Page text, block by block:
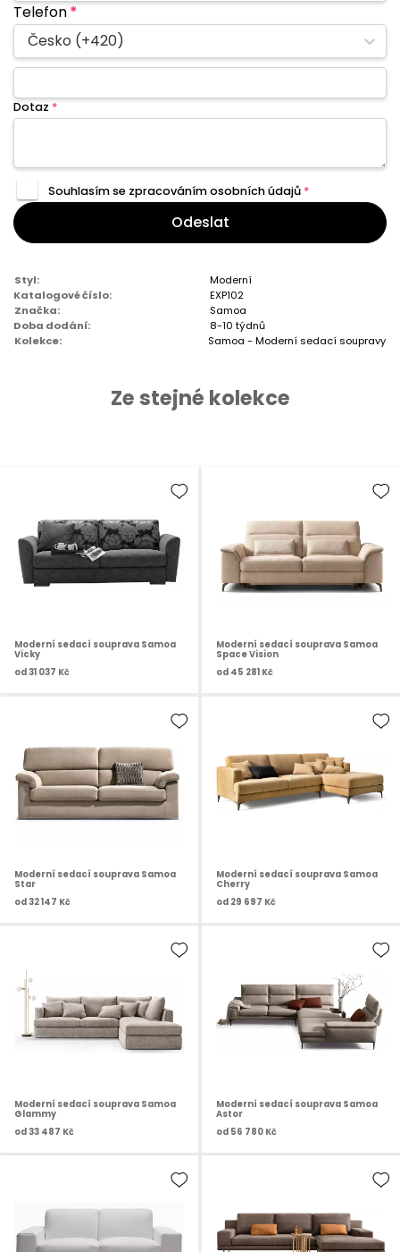
Telefon*
Česko (+420)
Dotaz *
Souhlasím se zpracovánímosobních údajů *
Odeslat
Styl:
Moderní
Katalogové číslo:
EXP102
Značka:
Samoa
Doba dodání:
8-10 týdnů
Kolekce:
Samoa - Moderní sedací soupravy
Ze stejné kolekce
Moderní sedací souprava Samoa
Vicky
od 31 037 Kč
Moderní sedací souprava Samoa
Space Vision
od 45 281 Kč
Moderní sedací souprava Samoa
Star
od 32 147 Kč
Moderní sedací souprava Samoa
Cherry
od 29 697 Kč
Moderní sedací souprava Samoa
Glammy
od33 487 Kč
Moderní sedací souprava Samoa
Astor
od 56 780 Kč